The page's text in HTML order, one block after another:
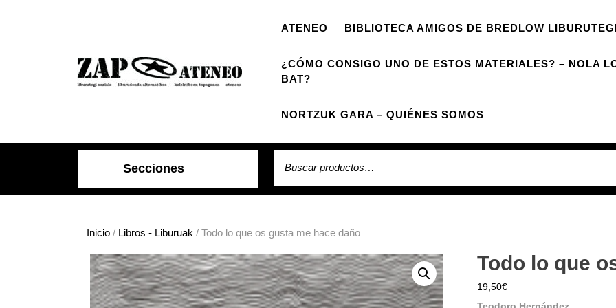
ATENEO BIBLIOTECA AMIGOS DE BREDLOW
¿CÓMO CONSIGO UNO DE ESTOS MATERIALES? – NOLA
BAT?
NORTZUK GARA – QUIÉNES SOMOS
Secciones
Inicio / Libros - Liburuak / Todo lo que os gusta me hace daño
Todo lo que
19,50€